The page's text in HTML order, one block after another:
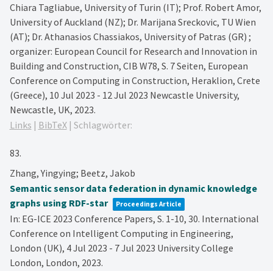
Chiara Tagliabue, University of Turin (IT); Prof. Robert Amor,
University of Auckland (NZ); Dr. Marijana Sreckovic, TU Wien
(AT); Dr. Athanasios Chassiakos, University of Patras (GR) ;
organizer: European Council for Research and Innovation in
Building and Construction, CIB W78, S. 7 Seiten, European
Conference on Computing in Construction, Heraklion, Crete
(Greece), 10 Jul 2023 - 12 Jul 2023 Newcastle University,
Newcastle, UK, 2023.
Links | BibTeX| Schlagwörter:
83.
Zhang, Yingying; Beetz, Jakob
Semantic sensor data federation in dynamic knowledge
graphs using RDF-star
Proceedings Article
In: EG-ICE 2023 Conference Papers, S. 1-10, 30. International
Conference on Intelligent Computing in Engineering,
London (UK), 4 Jul 2023 - 7 Jul 2023 University College
London, London, 2023.